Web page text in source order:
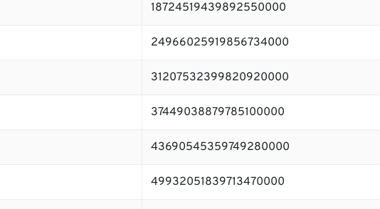
18724519439892550000
24966025919856734000
31207532399820920000
37449038879785100000
43690545359749280000
49932051839713470000